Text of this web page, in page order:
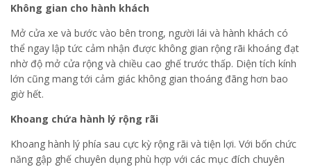
Không gian cho hành khách
Mở cửa xe và bước vào bên trong, người lái và hành khách có
thể ngay lập tức cảm nhận được không gian rộng rãi khoáng đạt
nhờ độ mở cửa rộng và chiều cao ghế trước thấp. Diện tích kính
lớn cũng mang tới cảm giác không gian thoáng đãng hơn bao
giờ hết.
Khoang chứa hành lý rộng rãi
Khoang hành lý phía sau cực kỳ rộng rãi và tiện lợi. Với bốn chức
năng gập ghế chuyên dụng phù hợp với các mục đích chuyên